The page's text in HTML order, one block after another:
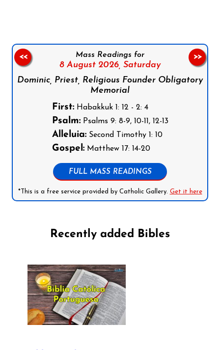
Mass Readings for
8 August 2026, Saturday
Dominic, Priest, Religious Founder Obligatory
Memorial
First:Habakkuk 1: 12 - 2: 4
Psalm:Psalms 9: 8-9, 10-11, 12-13
Alleluia:Second Timothy 1: 10
Gospel:Matthew 17: 14-20
FULL MASS READINGS
*This is a free service provided by Catholic Gallery. Get it here
<< >>
Recently added Bibles